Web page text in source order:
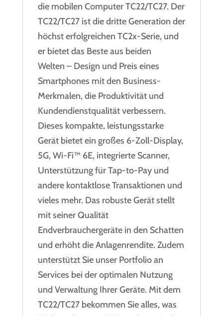
die mobilen Computer TC22/TC27. Der
TC22/TC27 ist die dritte Generation der
höchst erfolgreichen TC2x-Serie, und
er bietet das Beste aus beiden
Welten – Design und Preis eines
Smartphones mit den Business-
Merkmalen, die Produktivität und
Kundendienstqualität verbessern.
Dieses kompakte, leistungsstarke
Gerät bietet ein großes 6-Zoll-Display,
5G, Wi-Fi™ 6E, integrierte Scanner,
Unterstützung für Tap-to-Pay und
andere kontaktlose Transaktionen und
vieles mehr. Das robuste Gerät stellt
mit seiner Qualität
Endverbrauchergeräte in den Schatten
und erhöht die Anlagenrendite. Zudem
unterstützt Sie unser Portfolio an
Services bei der optimalen Nutzung
und Verwaltung Ihrer Geräte. Mit dem
TC22/TC27 bekommen Sie alles, was